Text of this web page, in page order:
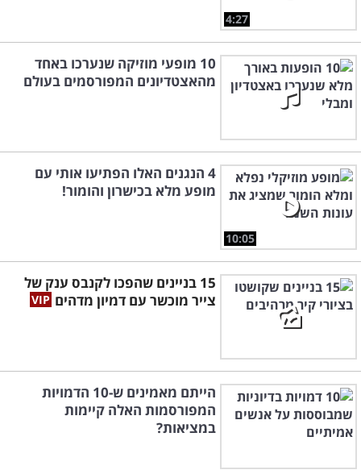
4:27
10 מופעי מוזיקה שנערכו באחד
מהאצטדיונים המפורסמים בעולם
10:05
4 הנגנים האלו הפתיעו אותי עם
מופע מלא בכישרון והומור!
15 בניינים שהפכו לקנבס ענק של
צייר מוכשר עם דמיון מדהים
הייתם מאמינים ש-10 הדמויות
המפורסמות האלה קיימות
במציאות?